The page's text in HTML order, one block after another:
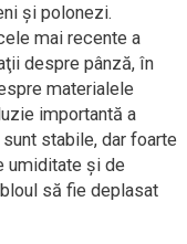
şi polonezi.
mai recente a
despre pânză, în
materialele
importantă a
stabile, dar foarte
umiditate şi de
să fie deplasat